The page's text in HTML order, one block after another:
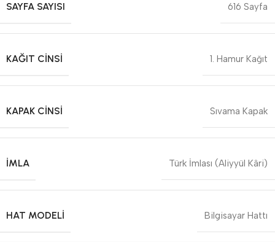
SAYFA SAYISI 616 Sayfa
KAĞIT CINSI 1. Hamur Kağıt
KAPAK CINSI Sıvama Kapak
İMLA Türk İmlası (Aliyyül Kâri)
HAT MODELI Bilgisayar Hattı